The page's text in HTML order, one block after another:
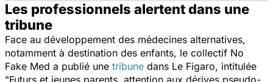
Les professionnels alertent dans une
tribune
Face au développement des médecines alternatives,
notamment à destination des enfants, le collectif No
Fake Med a publié une tribune dans Le Figaro, intitulée
"Futurs et jeunes parents, attention aux dérives pseudo-